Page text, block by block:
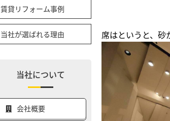
席はというと、砂
賃貸リフォーム事例
当社が選ばれる理由
当社について
会社概要